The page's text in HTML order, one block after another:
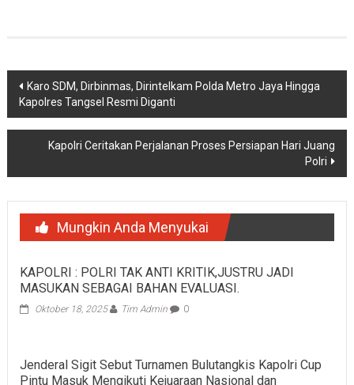
Navigasi
pos
Karo SDM, Dirbinmas, Dirintelkam Polda Metro Jaya Hingga
Kapolres Tangsel Resmi Diganti
Kapolri Ceritakan Perjalanan Proses Persiapan Hari Juang
Polri
Mungkin Anda Menyukai
KAPOLRI : POLRI TAK ANTI KRITIK,JUSTRU JADI
MASUKAN SEBAGAI BAHAN EVALUASI.
Oktober 18, 2025 Tim Admin 0
Jenderal Sigit Sebut Turnamen Bulutangkis Kapolri Cup
Pintu Masuk Mengikuti Kejuaraan Nasional dan